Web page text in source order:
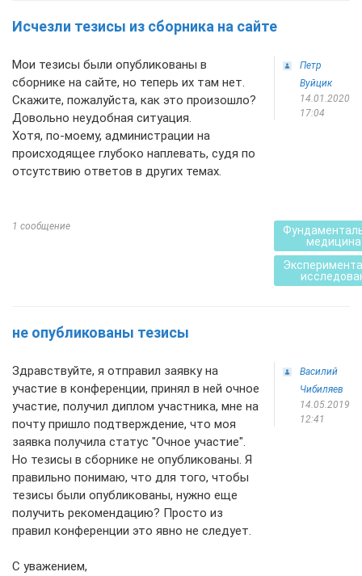
Исчезли тезисы из сборника на сайте
Мои тезисы были опубликованы в
сборнике на сайте, но теперь их там нет.
Скажите, пожалуйста, как это произошло?
Довольно неудобная ситуация.
Хотя, по-моему, администрации на
происходящее глубоко наплевать, судя по
отсутствию ответов в других темах.
Петр
Вуйцик
14.01.2020
17:04
1 сообщение
медицина
не опубликованы тезисы
Здравствуйте, я отправил заявку на
участие в конференции, принял в ней очное
участие, получил диплом участника, мне на
почту пришло подтверждение, что моя
заявка получила статус "Очное участие".
Но тезисы в сборнике не опубликованы. Я
правильно понимаю, что для того, чтобы
тезисы были опубликованы, нужно еще
получить рекомендацию? Просто из
правил конференции это явно не следует.
С уважением,
Василий
Чибиляев
14.05.2019
12:41